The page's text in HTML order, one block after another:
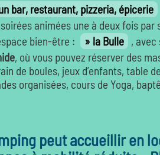
bar, restaurant, pizzeria, épicerie
animées une à deux fois par
bien-être :
la Bulle , avec
, où vous pouvez réserver des
de boules, jeux d’enfants, table
organisées, cours de Yoga,
peut accueillir en